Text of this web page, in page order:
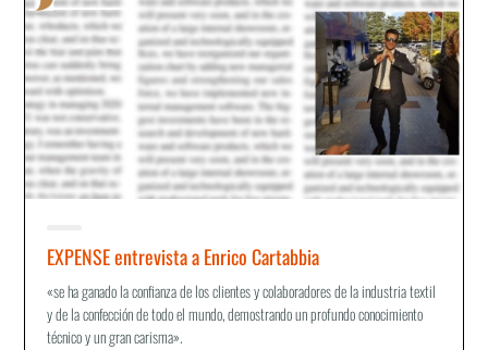
EXPENSE entrevista a Enrico Cartabbia
«se ha ganado la confianza de los clientes y colaboradores de la industria textil
y de la confección de todo el mundo, demostrando un profundo conocimiento
técnico y un gran carisma».